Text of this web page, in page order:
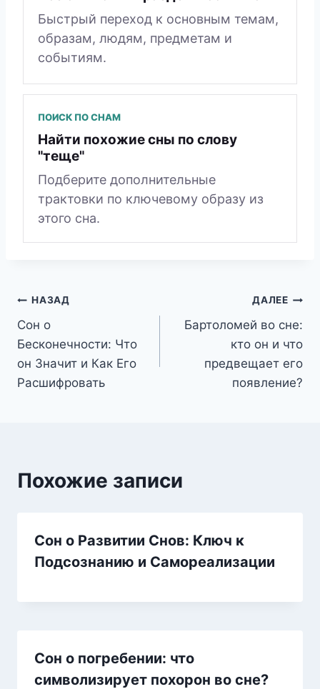
Быстрый переход к основным темам,
образам, людям, предметам и
событиям.
ПОИСК ПО СНАМ
Найти похожие сны по слову
"теще"
Подберите дополнительные
трактовки по ключевому образу из
этого сна.
Навигация
по
записям
НАЗАД
Сон о
Бесконечности: Что
он Значит и Как Его
Расшифровать
ДАЛЕЕ
Бартоломей во сне:
кто он и что
предвещает его
появление?
Похожие записи
Сон о Развитии Снов: Ключ к
Подсознанию и Самореализации
Сон о погребении: что
символизирует похорон во сне?